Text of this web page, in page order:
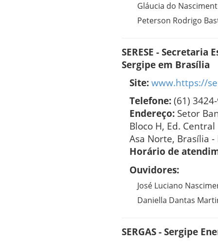
Gláucia do
Peterson Rodrigo
SERESE - Secretaria
Sergipe em Brasília
Site:www.https://
Telefone:(61)
Endereço: Setor
Bloco H, Ed.
Asa Norte, Brasília -
Horário de
Ouvidores:
José Luciano
Daniella Dantas
SERGAS - Sergipe